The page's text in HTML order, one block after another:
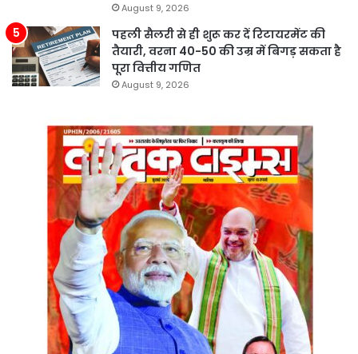
August 9, 2026
पहली सैलरी से ही शुरू कर दें रिटायरमेंट की
तैयारी, वरना 40-50 की उम्र में बिगड़ सकता है
पूरा वित्तीय गणित
August 9, 2026